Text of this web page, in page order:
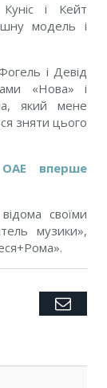
і Кейт
модель і
і Девід
«Нова» і
який мене
зняти цього
вперше
своїми
музики»,
Twitter
Facebook
Google+
Pinterest
LinkedIn
Tumblr